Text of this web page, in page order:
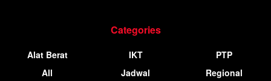
Categories
Alat Berat
All
IKT
Jadwal
PTP
Regional